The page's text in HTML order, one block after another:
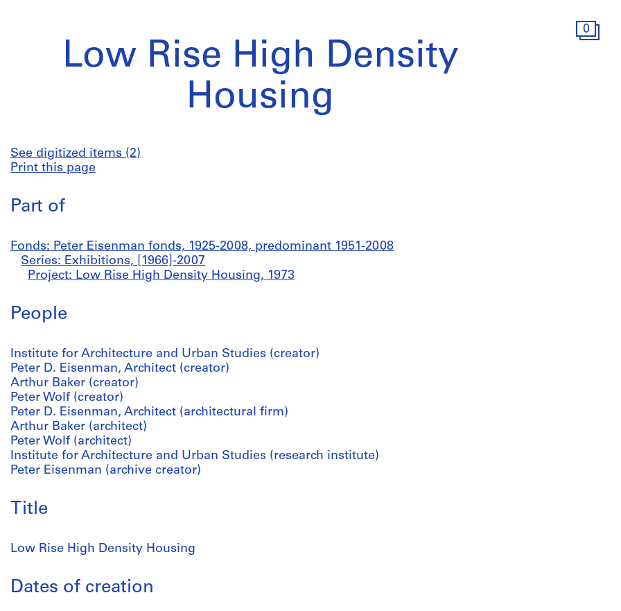
0
Low Rise High Density
Housing
See digitized items (2)
Print this page
Part of
Fonds: Peter Eisenman fonds, 1925-2008, predominant 1951-2008
Series: Exhibitions, [1966]-2007
Project: Low Rise High Density Housing, 1973
People
Institute for Architecture and Urban Studies (creator)
Peter D. Eisenman, Architect (creator)
Arthur Baker (creator)
Peter Wolf (creator)
Peter D. Eisenman, Architect (architectural firm)
Arthur Baker (architect)
Peter Wolf (architect)
Institute for Architecture and Urban Studies (research institute)
Peter Eisenman (archive creator)
Title
Low Rise High Density Housing
Dates of creation